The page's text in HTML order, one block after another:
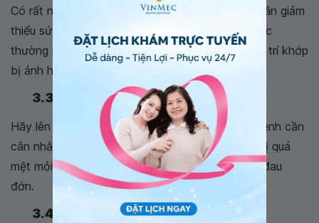
Có rất nhiều loại thiết bị khác nhau giúp bệnh nhân giảm
thiểu sức tải lên khớp khi thực hiện các công việc
thường ngày ở nhà hoặc tại cơ quan. Tùy vào vị trí khớp
bị ảnh hưởng sẽ chọn loại thiết bị phù hợp.
3.3. Sống chậm lại
Hãy lên một kế hoạch nghỉ ngơi hợp lý. Người bệnh cần
cân nhắc nhịp nhàng các hoạt động để không bị quá
mệt mỏi, và không để khớp phải cử động trong đau
đớn.
3.4. Để ý đến đời sống tinh thần